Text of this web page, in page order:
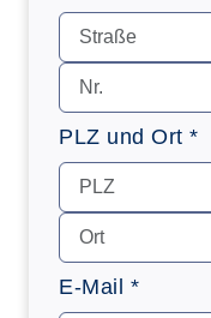
PLZ und Ort *
E-Mail *